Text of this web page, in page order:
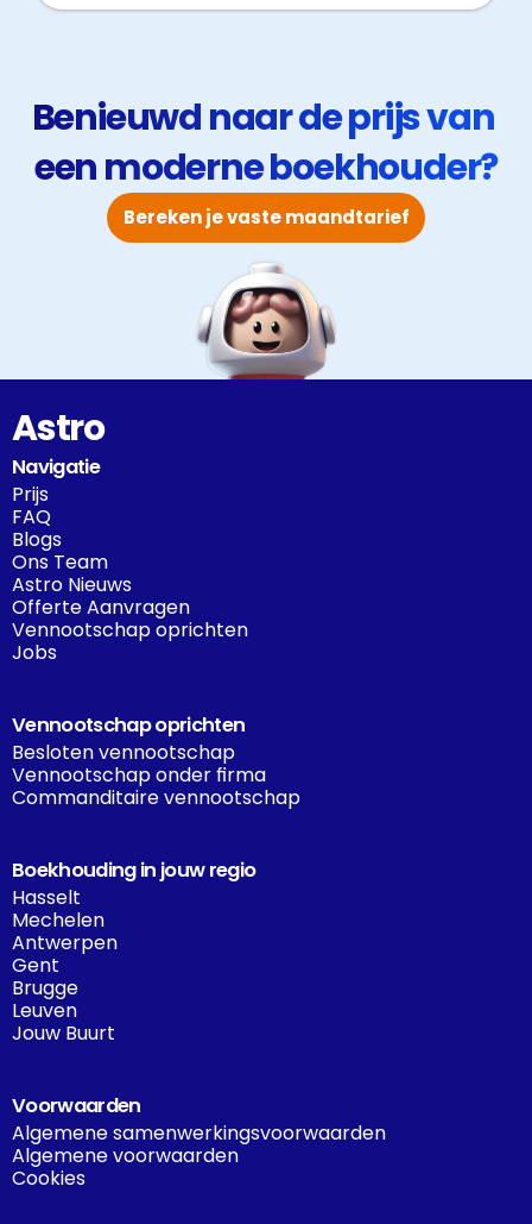
Benieuwd naar de prijs van
een moderne boekhouder?
Bereken je vaste maandtarief
Astro
Navigatie
Prijs
FAQ
Blogs
Ons Team
Astro Nieuws
Offerte Aanvragen
Vennootschap oprichten
Jobs
Vennootschap oprichten
Besloten vennootschap
Vennootschap onder firma
Commanditaire vennootschap
Boekhouding in jouw regio
Hasselt
Mechelen
Antwerpen
Gent
Brugge
Leuven
Jouw Buurt
Voorwaarden
Algemene samenwerkingsvoorwaarden
Algemene voorwaarden
Cookies